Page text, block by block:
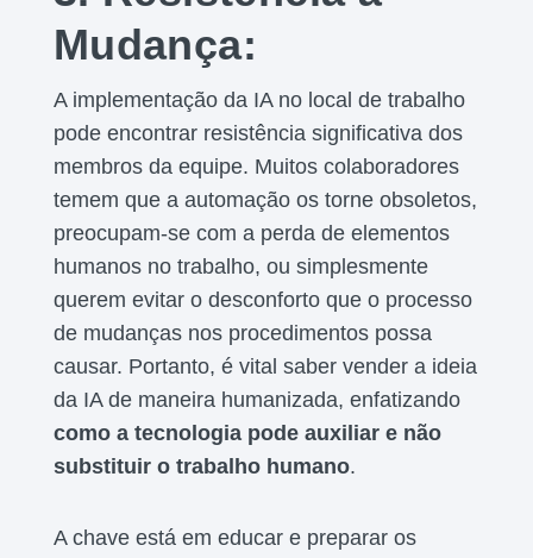
Mudança:
A implementação da IA no local de trabalho
pode encontrar resistência significativa dos
membros da equipe. Muitos colaboradores
temem que a automação os torne obsoletos,
preocupam-se com a perda de elementos
humanos no trabalho, ou simplesmente
querem evitar o desconforto que o processo
de mudanças nos procedimentos possa
causar. Portanto, é vital saber vender a ideia
da IA de maneira humanizada, enfatizando
como a tecnologia pode auxiliar e não
substituir o trabalho humano.
A chave está em educar e preparar os